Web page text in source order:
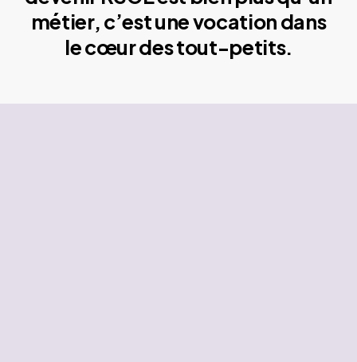
métier, c’est une vocation dans
le cœur des tout-petits.